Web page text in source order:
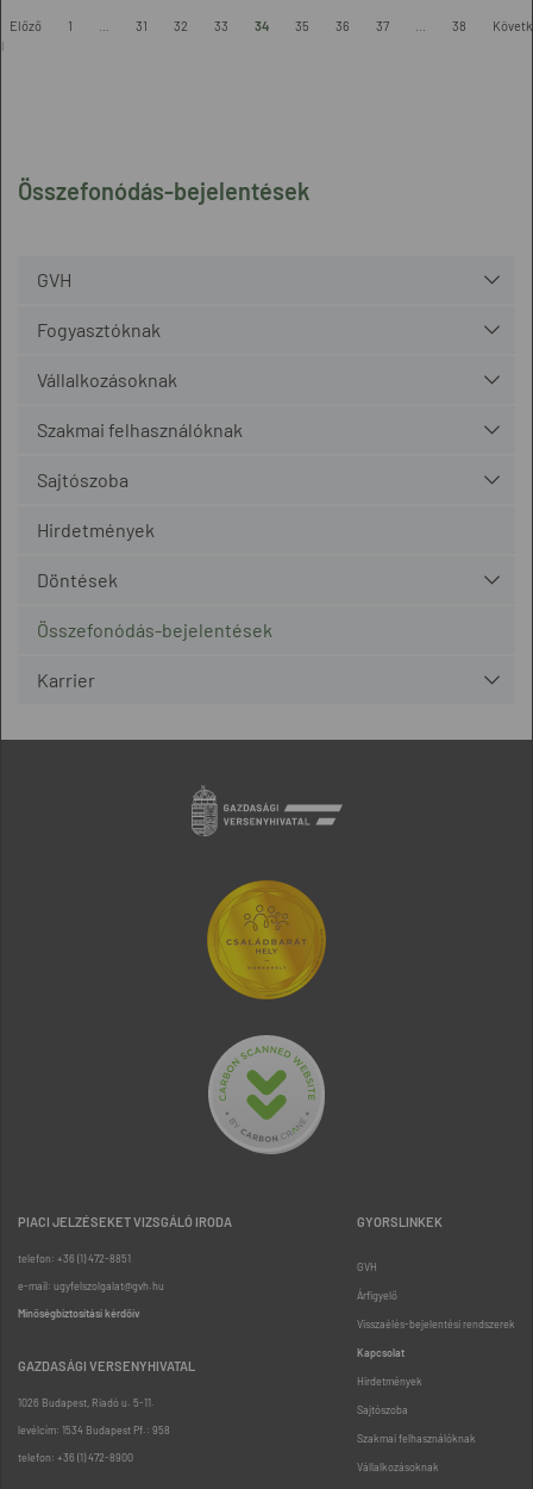
Összefonódás-bejelentések
GVH
Fogyasztóknak
Vállalkozásoknak
Szakmai felhasználóknak
Sajtószoba
Hirdetmények
Döntések
Összefonódás-bejelentések
Karrier
Előző 1 31 32 33 34 35 36 37 38
PIACI JELZÉSEKET VIZSGÁLÓ IRODA
telefon: +36 (1) 472-8851
e-mail: ugyfelszolgalat@gvh.hu
Minőségbiztosítási kérdőív
GAZDASÁGI VERSENYHIVATAL
1026 Budapest, Riadó u. 5-11.
levélcím: 1534 Budapest Pf.: 958
telefon: +36 (1) 472-8900
GYORSLINKEK
GVH
Árfigyelő
Visszaélés-bejelentési rendszerek
Kapcsolat
Hirdetmények
Sajtószoba
Szakmai felhasználóknak
Vállalkozásoknak